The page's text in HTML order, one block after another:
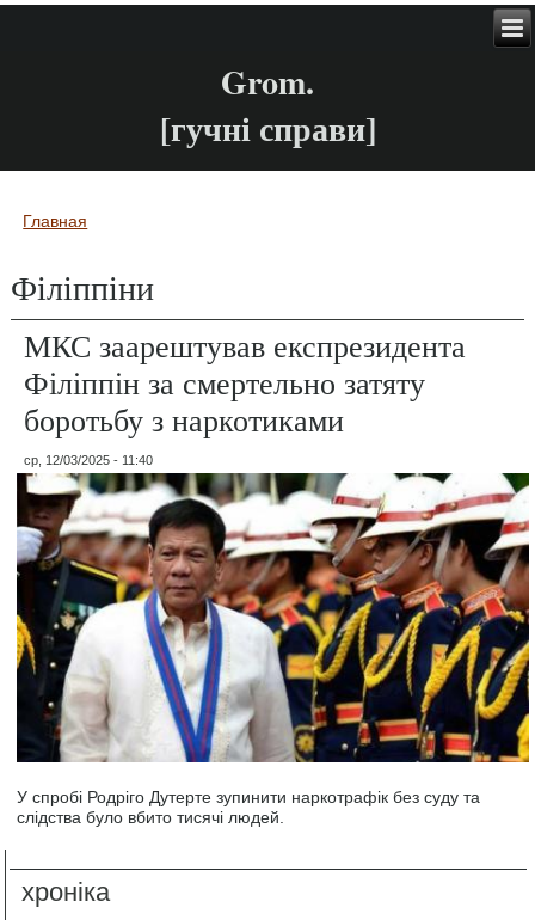
Grom.
[гучні справи]
Вы здесь
Главная
Філіппіни
МКС заарештував експрезидента
Філіппін за смертельно затяту
боротьбу з наркотиками
ср, 12/03/2025 - 11:40
У спробі Родріго Дутерте зупинити наркотрафік без суду та
слідства було вбито тисячі людей.
хроніка